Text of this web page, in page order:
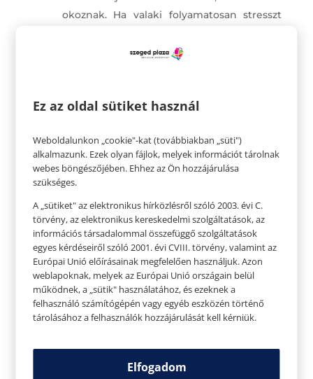
okoznak. Ha valaki folyamatosan stresszt
mennyiségét, vagy egyszerűen, ha
Segíthet, ha kimondjuk, ha valami vagy
határozottnak lenni és nyíltan és
tisztelettel közölni a problémáinkat,
gyakran már ez segít enyhíteni a
Gyakori stresszforrás a tökéletességre való
törekvés, hiszen együtt jár a kudarc
érzésével. Tanuljuk meg, hogy az ,,elég jó”
elég legyen, ezzel sok feszültségtől
kímélhetjük meg magunk.
Legyünk hálásak: Érdemes a
mindennapjainkból egy-egy percet arra
dolgokat, amiknek örülhetünk. Ez az
Ez az oldal sütiket használ
Weboldalunkon „cookie"-kat (továbbiakban „süti")
alkalmazunk. Ezek olyan fájlok, melyek információt tárolnak
webes böngészőjében. Ehhez az Ön hozzájárulása
szükséges.
A „sütiket" az elektronikus hírközlésről szóló 2003. évi C.
törvény, az elektronikus kereskedelmi szolgáltatások, az
információs társadalommal összefüggő szolgáltatások
egyes kérdéseiről szóló 2001. évi CVIII. törvény, valamint az
Európai Unió előírásainak megfelelően használjuk. Azon
weblapoknak, melyek az Európai Unió országain belül
működnek, a „sütik" használatához, és ezeknek a
felhasználó számítógépén vagy egyéb eszközén történő
tárolásához a felhasználók hozzájárulását kell kérniük.
Elfogadom